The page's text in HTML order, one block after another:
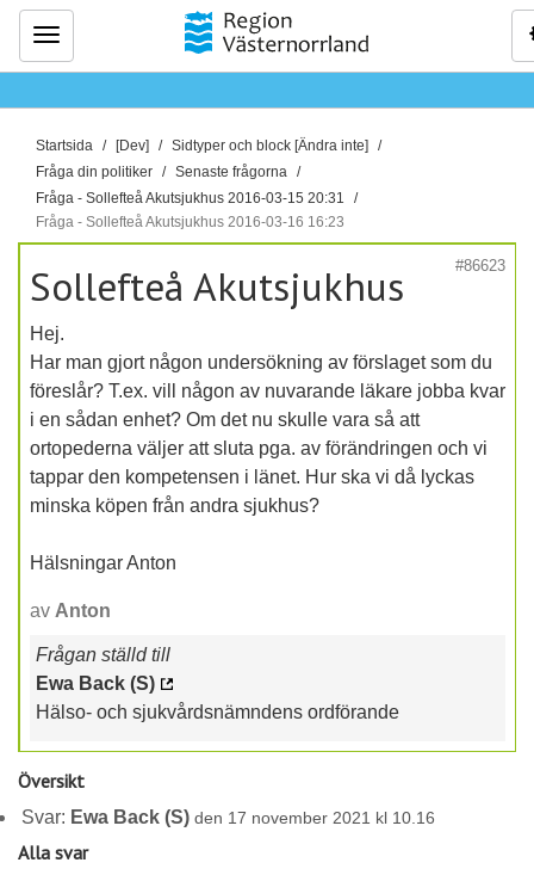
Meny
D
u
ä
r
ä
r
:
Startsida [Dev]
Sidtyper och block [Ändra inte]
Fråga din politiker
Senaste frågorna
Fråga - Sollefteå Akutsjukhus 2016-03-15 20:31
Fråga - Sollefteå Akutsjukhus 2016-03-16 16:23
#86623
Sollefteå Akutsjukhus
Hej.
Har man gjort någon undersökning av förslaget som du
föreslår? T.ex. vill någon av nuvarande läkare jobba kvar
i en sådan enhet? Om det nu skulle vara så att
ortopederna väljer att sluta pga. av förändringen och vi
tappar den kompetensen i länet. Hur ska vi då lyckas
minska köpen från andra sjukhus?
Hälsningar Anton
av Anton
Frågan ställd till
Ewa Back (S)
Hälso- och sjukvårdsnämndens ordförande
Översikt
Svar: Ewa Back (S) den 17 november 2021 kl 10.16
Alla svar